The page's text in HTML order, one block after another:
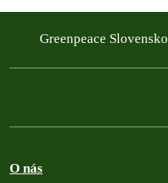
Greenpeace Slovensko
O nás